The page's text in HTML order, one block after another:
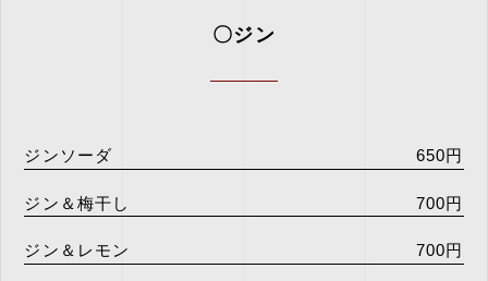
〇ジン
ジンソーダ 650円
ジン＆梅干し 700円
ジン＆レモン 700円